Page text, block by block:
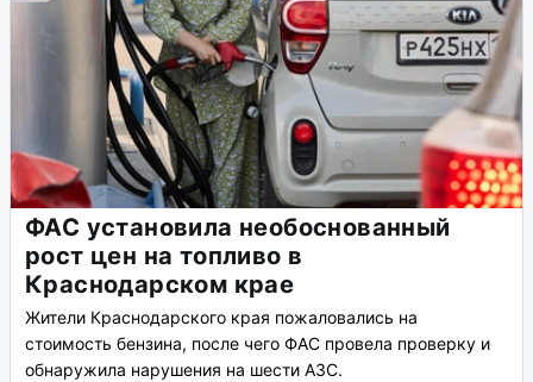
ФАС установила необоснованный
рост цен на топливо в
Краснодарском крае
Жители Краснодарского края пожаловались на
стоимость бензина, после чего ФАС провела проверку и
обнаружила нарушения на шести АЗС.